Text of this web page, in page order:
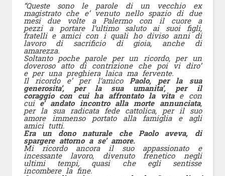
“Queste sono le parole di un vecchio ex
magistrato che e’ venuto nello spazio di due
mesi due volte a Palermo con il cuore a
pezzi a portare l’ultimo saluto ai suoi figli,
fratelli e amici con i quali ho diviso anni di
lavoro di sacrificio di gioia, anche di
amarezza.
Soltanto poche parole per un ricordo, per un
doveroso atto di contrizione che poi vi diro’
e per una preghiera laica ma fervente.
Il ricordo e’ per l’amico Paolo, per la sua
generosita’, per la sua umanita’, per il
coraggio con cui ha affrontato la vitae con
cuie’ andato incontro alla morte annunciata,
per la sua radicata fede cattolica, per il suo
amore immenso portato alla famiglia e agli
amici tutti.
Era un dono naturale che Paolo aveva, di
spargere attorno a se’ amore.
Mi ricordo ancora il suo appassionato e
incessante lavoro, divenuto frenetico negli
ultimi tempi, quasi che egli sentisse
incombere la fine.